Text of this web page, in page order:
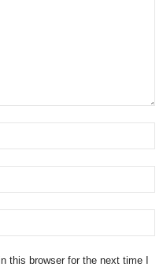
this browser for the next time I